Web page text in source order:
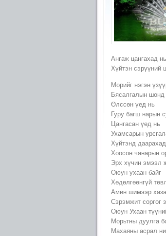
Ангаж цангахад
Хүйтэн сэрүүний
Морийг нэгэн
Бясалгалын шонд
Өлссөн үед нь
Гуру багш нарын
Цангасан үед нь
Ухамсарын
Хүйтэнд
Хоосон чанарын
Эрх хүчин эмээл
Оюун ухаан байг
Хөдөлгөөнгүй
Амин шимээр
Сэрэмжит соргог
Оюун Ухаан
Морьтны дуулга
Махаяны асрал